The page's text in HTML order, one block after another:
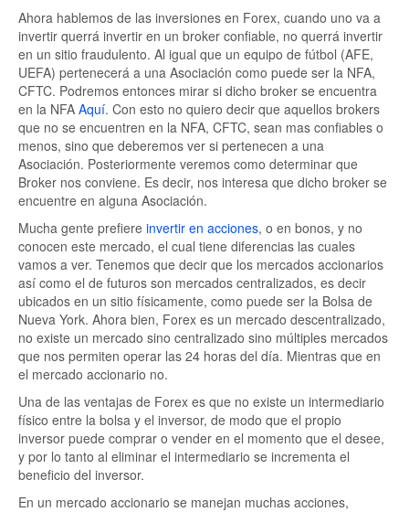
Ahora hablemos de las inversiones en Forex, cuando uno va a
invertir querrá invertir en un broker confiable, no querrá invertir
en un sitio fraudulento. Al igual que un equipo de fútbol (AFE,
UEFA) pertenecerá a una Asociación como puede ser la NFA,
CFTC. Podremos entonces mirar si dicho broker se encuentra
en la NFA Aquí. Con esto no quiero decir que aquellos brokers
que no se encuentren en la NFA, CFTC, sean mas confiables o
menos, sino que deberemos ver si pertenecen a una
Asociación. Posteriormente veremos como determinar que
Broker nos conviene. Es decir, nos interesa que dicho broker se
encuentre en alguna Asociación.
Mucha gente prefiere invertir en acciones, o en bonos, y no
conocen este mercado, el cual tiene diferencias las cuales
vamos a ver. Tenemos que decir que los mercados accionarios
así como el de futuros son mercados centralizados, es decir
ubicados en un sitio físicamente, como puede ser la Bolsa de
Nueva York. Ahora bien, Forex es un mercado descentralizado,
no existe un mercado sino centralizado sino múltiples mercados
que nos permiten operar las 24 horas del día. Mientras que en
el mercado accionario no.
Una de las ventajas de Forex es que no existe un intermediario
físico entre la bolsa y el inversor, de modo que el propio
inversor puede comprar o vender en el momento que el desee,
y por lo tanto al eliminar el intermediario se incrementa el
beneficio del inversor.
En un mercado accionario se manejan muchas acciones,